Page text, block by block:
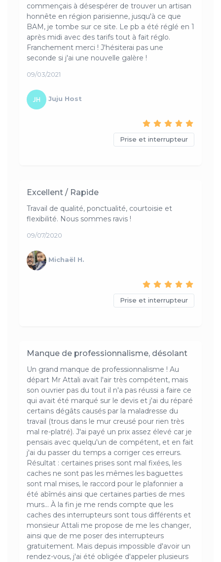
commençais à désespérer de trouver un artisan
honnête en région parisienne, jusqu'à ce que
BAM, je tombe sur ce site. Le pb a été réglé en 1
après midi avec des tarifs tout à fait réglo.
Franchement merci ! J'hésiterai pas une
seconde si j'ai une nouvelle galère !
09/03/2021
Juju Host
Prise et interrupteur
Excellent / Rapide
Travail de qualité, ponctualité, courtoisie et
flexibilité. Nous sommes ravis !
09/07/2020
Michaël H.
Prise et interrupteur
Manque de professionnalisme, désolant
Un grand manque de professionnalisme ! Au
départ Mr Attali avait l'air très compétent, mais
son ouvrier pas du tout il n'a pas réussi a faire ce
qui avait été marqué sur le devis et j'ai du réparé
certains dégâts causés par la maladresse du
travail (trous dans le mur creusé pour rien très
mal re-platré). J'ai payé un prix assez élevé car je
pensais avec quelqu'un de compétent, et en fait
j'ai du passer du temps a corriger ces erreurs.
Résultat : certaines prises sont mal fixées, les
caches ne sont pas les mêmes les baguettes
sont mal mises, le raccord pour le plafonnier a
été abîmés ainsi que certaines parties de mes
murs... À la fin je me rends compte que les
caches des interrupteurs sont tous différents et
monsieur Attali me propose de me les changer,
ainsi que de me poser des interrupteurs
gratuitement. Mais depuis impossible d'avoir un
rendez-vous, j'ai été obligée d'appeler plusieurs